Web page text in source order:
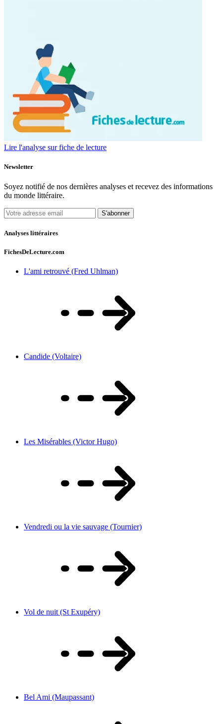
Lire l'analyse sur fiche de lecture
Newsletter
Soyez notifié de nos dernières analyses et recevez des informations
du monde littéraire.
S'abonner
Analyses littéraires
FichesDeLecture.com
L'ami retrouvé (Fred Uhlman)
Candide (Voltaire)
Les Misérables (Victor Hugo)
Vendredi ou la vie sauvage (Tournier)
Vol de nuit (St Exupéry)
Bel Ami (Maupassant)